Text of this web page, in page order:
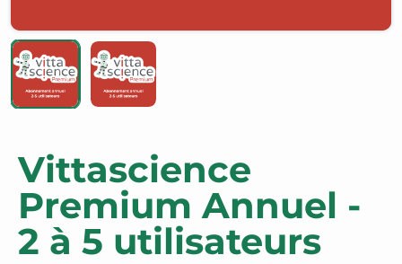
Vittascience
Premium Annuel -
2 à 5 utilisateurs